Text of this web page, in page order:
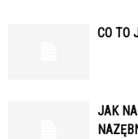
CO TO
JAK